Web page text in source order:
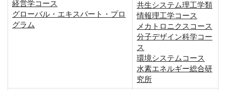
経営学コース
グローバル・エキスパート・プロ
グラム
共生システム理工学類
情報理工学コース
メカトロニクスコース
分子デザイン科学コー
ス
環境システムコース
⽔素エネルギー総合研
究所